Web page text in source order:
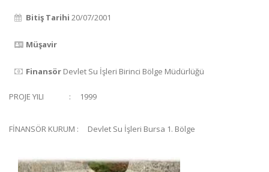
Bitiş Tarihi 20/07/2001
Müşavir
Finansör Devlet Su İşleri Birinci Bölge Müdürlüğü
PROJE YILI : 1999
FİNANSÖR KURUM : Devlet Su İşleri Bursa 1. Bölge